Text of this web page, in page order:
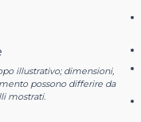
illustrativo; dimensioni,
possono differire da
mostrati.